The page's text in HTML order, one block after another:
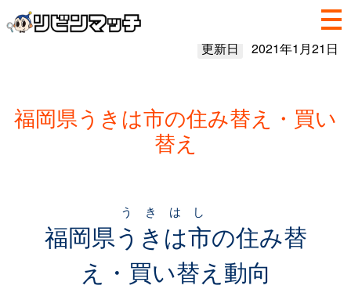
更新日 2021年1月21日
福岡県うきは市の住み替え・買い
替え
福岡県うきは市
うきはし
の住み替
え・買い替え動向